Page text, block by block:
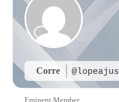
Corre @lopeajus